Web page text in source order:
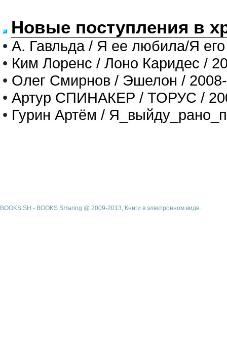
Новые поступления в
• А. Гавльда / Я ее любила/Я
• Ким Лоренс / Лоно Каридес /
• Олег Смирнов / Эшелон /
• Артур СПИНАКЕР / ТОРУС /
• Гурин Артём /
BOOKS.SH - BOOKS SHaring @ 2009-2013, Книги в электронном виде.